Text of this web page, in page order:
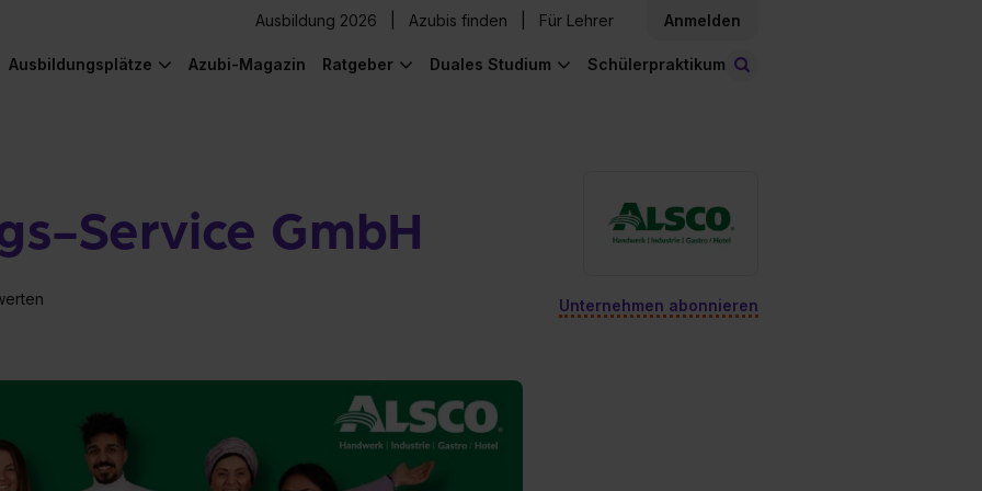
Ausbildung 2026 Azubis finden Für Lehrer Anmelden
Ausbildungsplätze Azubi-Magazin Ratgeber Duales Studium Schülerpraktikum
Service GmbH
Unternehmen abonnieren
Cooles zu sehen!
Cooles zu sehen!
Cooles zu sehen!
Cooles zu sehen!
Cooles zu sehen!